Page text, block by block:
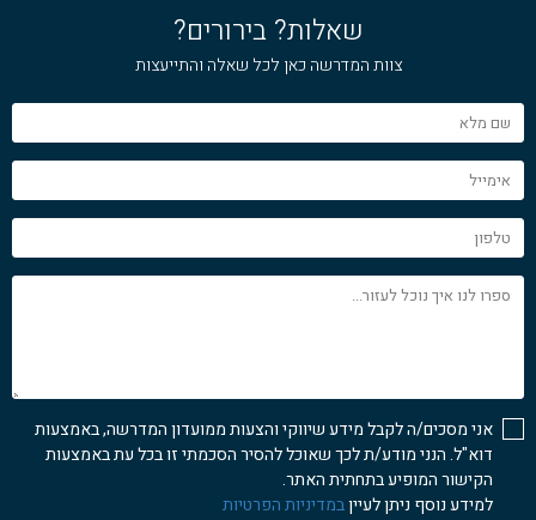
שאלות? בירורים?
צוות המדרשה כאן לכל שאלה והתייעצות
שם
מלא
אימייל
טלפון
ספרו
לנו
אני מסכים/ה לקבל מידע שיווקי והצעות ממועדון המדרשה, באמצעות
דוא"ל. הנני מודע/ת לכך שאוכל להסיר הסכמתי זו בכל עת באמצעות
הקישור המופיע בתחתית האתר.
למידע נוסף ניתן לעייןבמדיניות הפרטיות